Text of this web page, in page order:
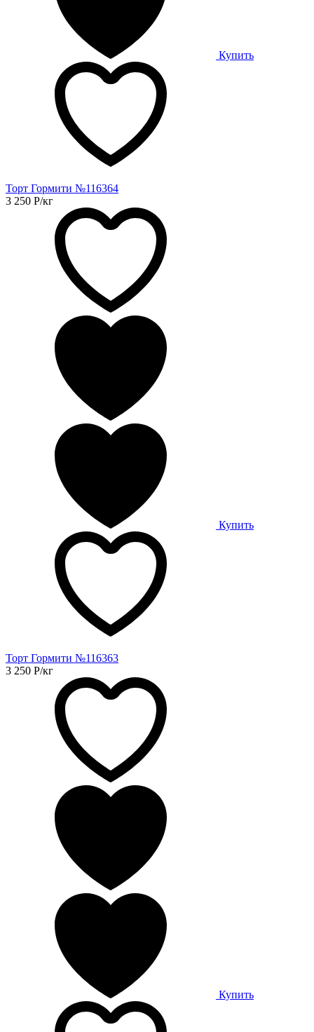
Купить
Торт Гормити №116364
3 250 Р/кг
Купить
Торт Гормити №116363
3 250 Р/кг
Купить